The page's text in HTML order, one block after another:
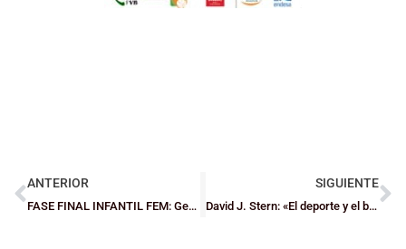
ANTERIOR
FASE FINAL INFANTIL FEM: Gernika BHI, campeón de Bizkaia
SIGUIENTE
David J. Stern: «El deporte y el baloncesto son idiomas universales, más que ninguna otra industria de entretenimiento»